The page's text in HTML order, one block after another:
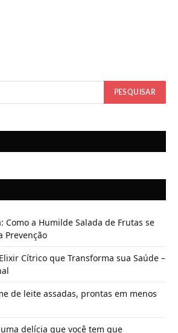
Como a Humilde Salada de Frutas se
Prevenção
Cítrico que Transforma sua Saúde –
de leite assadas, prontas em menos
delícia que você tem que